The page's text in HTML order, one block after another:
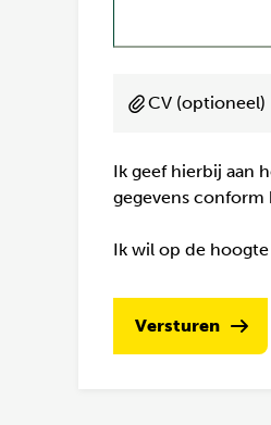
CV (optioneel)
Ik geef hierbij aan
gegevens conform
Ik wil op de
Versturen